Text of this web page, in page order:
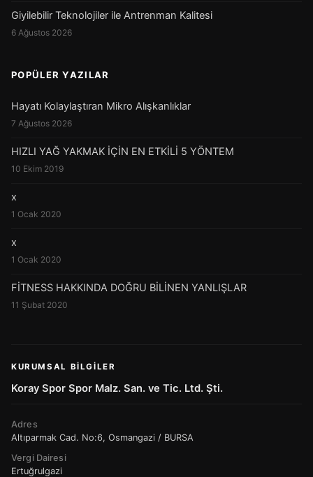
Giyilebilir Teknolojiler ile Antrenman Kalitesi
6 Ağustos 2026
POPÜLER YAZILAR
Hayatı Kolaylaştıran Mikro Alışkanlıklar
7 Ağustos 2026
HIZLI YAĞ YAKMAK İÇİN EN ETKİLİ 5 YÖNTEM
10 Ekim 2019
x
1 Ocak 2020
x
1 Ocak 2020
FİTNESS HAKKINDA DOĞRU BİLİNEN YANLIŞLAR
11 Şubat 2020
KURUMSAL BILGILER
Koray Spor Spor Malz. San. ve Tic. Ltd. Şti.
Adres
Altıparmak Cad. No:6, Osmangazi / BURSA
Vergi Dairesi
Ertuğrulgazi